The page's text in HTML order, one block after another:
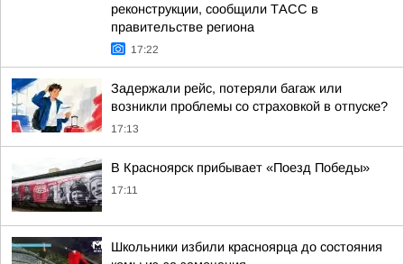
реконструкции, сообщили ТАСС в
правительстве региона
17:22
Задержали рейс, потеряли багаж или
возникли проблемы со страховкой в отпуске?
17:13
В Красноярск прибывает «Поезд Победы»
17:11
Школьники избили красноярца до состояния